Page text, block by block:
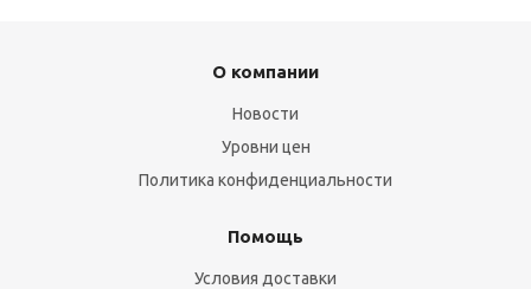
О компании
Новости
Уровни цен
Политика конфиденциальности
Помощь
Условия доставки